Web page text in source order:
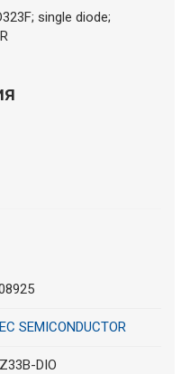
single diode;
SEMICONDUCTOR
DIO